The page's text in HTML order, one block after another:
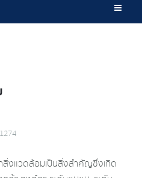
งแวดล้อมเป็นสิ่งสำคัญซ่ึงเกิด